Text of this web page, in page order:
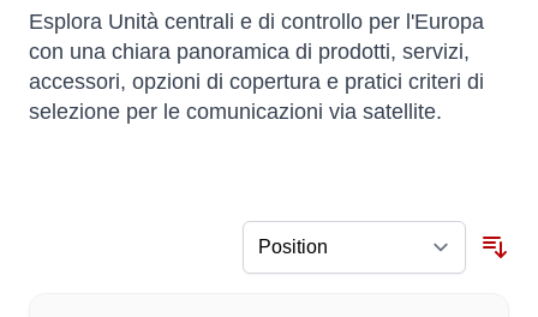
Esplora Unità centrali e di controllo per l'Europa
con una chiara panoramica di prodotti, servizi,
accessori, opzioni di copertura e pratici criteri di
selezione per le comunicazioni via satellite.